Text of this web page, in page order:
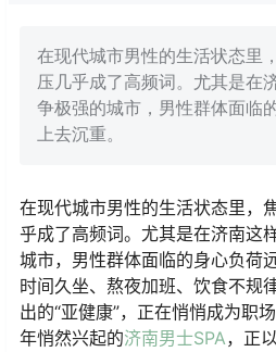
在现代城市男性的生活状态里
压几乎成了高频词。尤其是在
争极强的城市，男性群体面临
上去沉重。
在现代城市男性的生活状态里，
乎成了高频词。尤其是在济南这
城市，男性群体面临的身心负荷
时间久坐、熬夜加班、饮食不规
出的“亚健康”，正在悄悄成为职
年悄然兴起的济南男士SPA，正